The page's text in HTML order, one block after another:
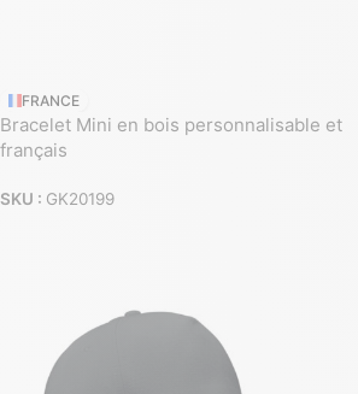
FRANCE
Bracelet Mini en bois personnalisable et
français
SKU : GK20199